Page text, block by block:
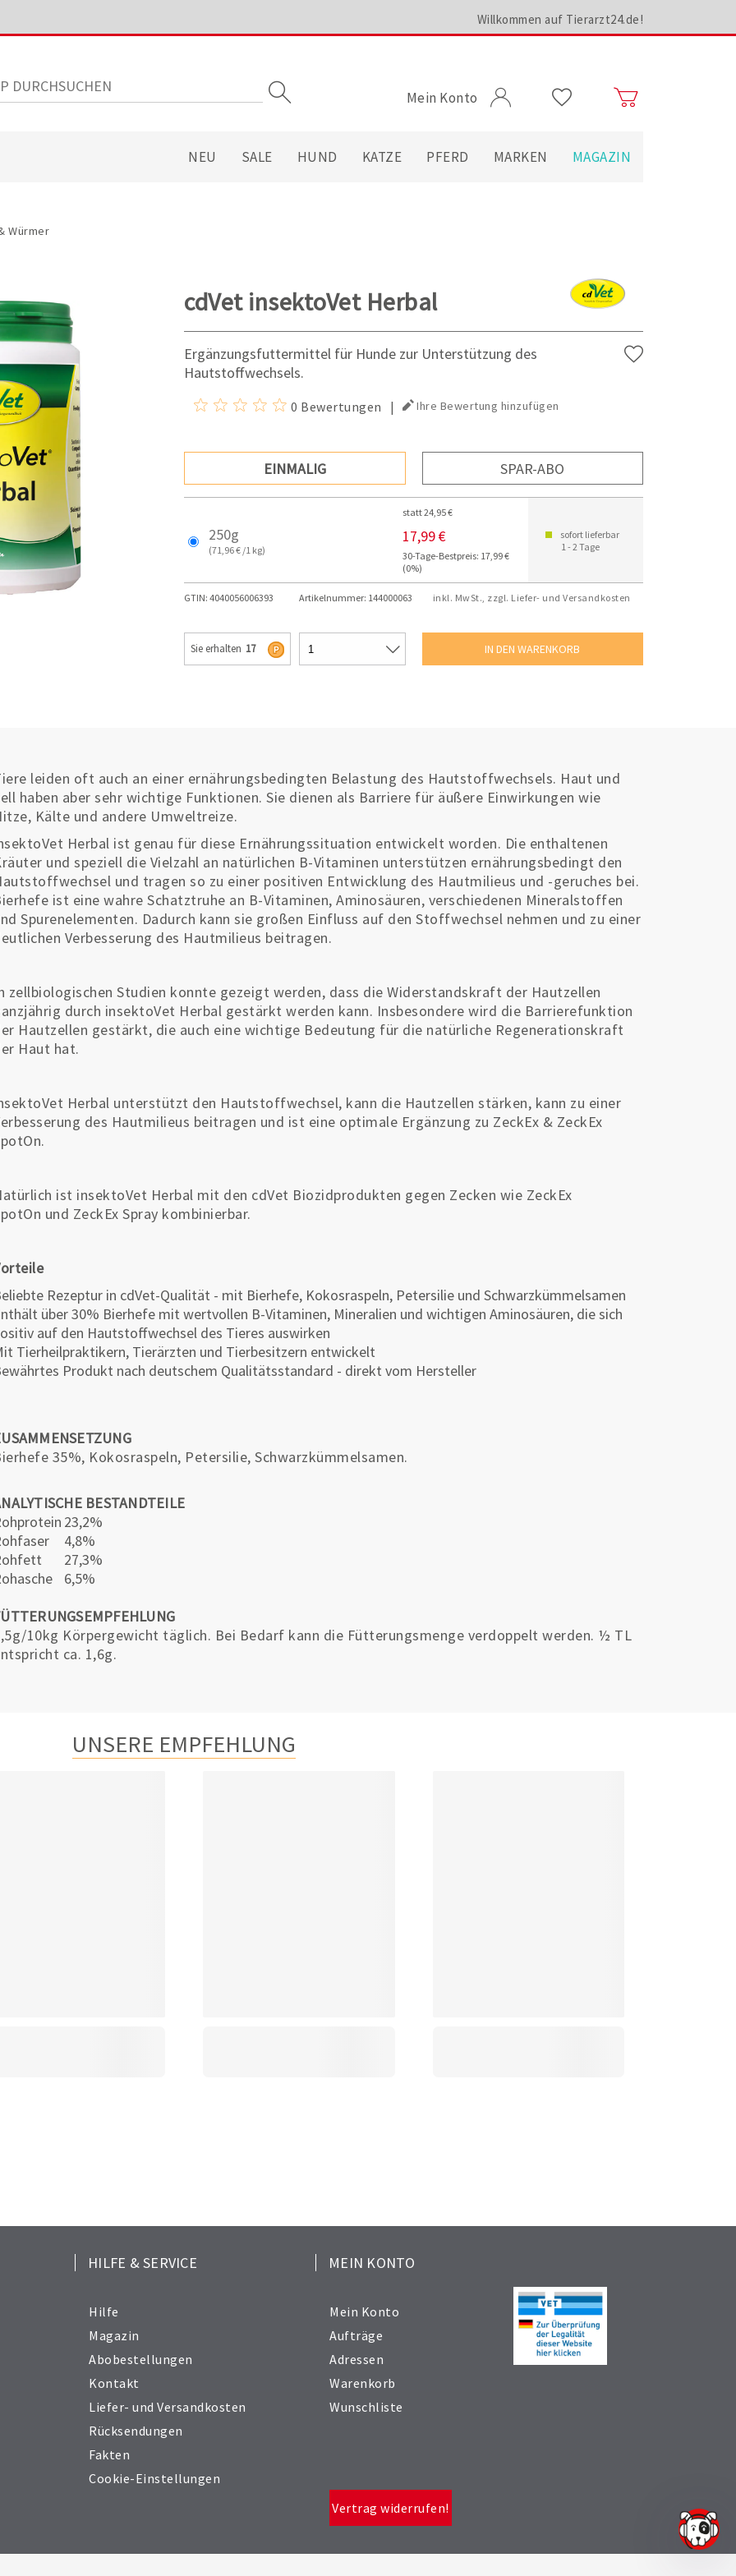
Willkommen auf Tierarzt24.de!
Mein Konto
NEU SALE HUND KATZE PFERD MARKEN MAGAZIN
Würmer
cdVet insektoVet Herbal
Ergänzungsfuttermittel für Hunde zur Unterstützung des
Hautstoffwechsels.
0 Bewertungen | Ihre Bewertung hinzufügen
EINMALIG SPAR-ABO
250g
(71,96 € /1 kg)
statt 24,95 €
17,99 €
30-Tage-Bestpreis: 17,99 €
(0%)
sofort lieferbar
1 - 2 Tage
GTIN: 4040056006393 Artikelnummer: 144000063 inkl. MwSt., zzgl. Liefer- und Versandkosten
Sie erhalten 17
leiden oft auch an einer ernährungsbedingten Belastung des Hautstoffwechsels. Haut und
haben aber sehr wichtige Funktionen. Sie dienen als Barriere für äußere Einwirkungen wie
Kälte und andere Umweltreize.
Herbal ist genau für diese Ernährungssituation entwickelt worden. Die enthaltenen
und speziell die Vielzahl an natürlichen B-Vitaminen unterstützen ernährungsbedingt den
und tragen so zu einer positiven Entwicklung des Hautmilieus und -geruches bei.
ist eine wahre Schatztruhe an B-Vitaminen, Aminosäuren, verschiedenen Mineralstoffen
Spurenelementen. Dadurch kann sie großen Einfluss auf den Stoffwechsel nehmen und zu einer
Verbesserung des Hautmilieus beitragen.
zellbiologischen Studien konnte gezeigt werden, dass die Widerstandskraft der Hautzellen
durch insektoVet Herbal gestärkt werden kann. Insbesondere wird die Barrierefunktion
Hautzellen gestärkt, die auch eine wichtige Bedeutung für die natürliche Regenerationskraft
Haut hat.
Herbal unterstützt den Hautstoffwechsel, kann die Hautzellen stärken, kann zu einer
des Hautmilieus beitragen und ist eine optimale Ergänzung zu ZeckEx & ZeckEx
ist insektoVet Herbal mit den cdVet Biozidprodukten gegen Zecken wie ZeckEx
und ZeckEx Spray kombinierbar.
Rezeptur in cdVet-Qualität - mit Bierhefe, Kokosraspeln, Petersilie und Schwarzkümmelsamen
über 30% Bierhefe mit wertvollen B-Vitaminen, Mineralien und wichtigen Aminosäuren, die sich
auf den Hautstoffwechsel des Tieres auswirken
Tierheilpraktikern, Tierärzten und Tierbesitzern entwickelt
Produkt nach deutschem Qualitätsstandard - direkt vom Hersteller
35%, Kokosraspeln, Petersilie, Schwarzkümmelsamen.
BESTANDTEILE
23,2%
4,8%
27,3%
6,5%
10kg Körpergewicht täglich. Bei Bedarf kann die Fütterungsmenge verdoppelt werden. ½ TL
ca. 1,6g.
UNSERE EMPFEHLUNG
HILFE & SERVICE
Hilfe
Magazin
Abobestellungen
Kontakt
Liefer- und Versandkosten
Rücksendungen
Fakten
Cookie-Einstellungen
MEIN KONTO
Mein Konto
Aufträge
Adressen
Warenkorb
Wunschliste
Vertrag widerrufen!